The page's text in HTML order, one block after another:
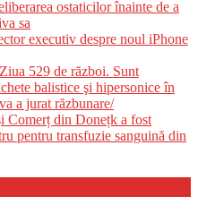
ostaticilor înainte de a
sa
executiv despre noul iPhone
529 de război. Sunt
balistice şi hipersonice în
a jurat răzbunare/
Comerț din Donețk a fost
pentru transfuzie sanguină din